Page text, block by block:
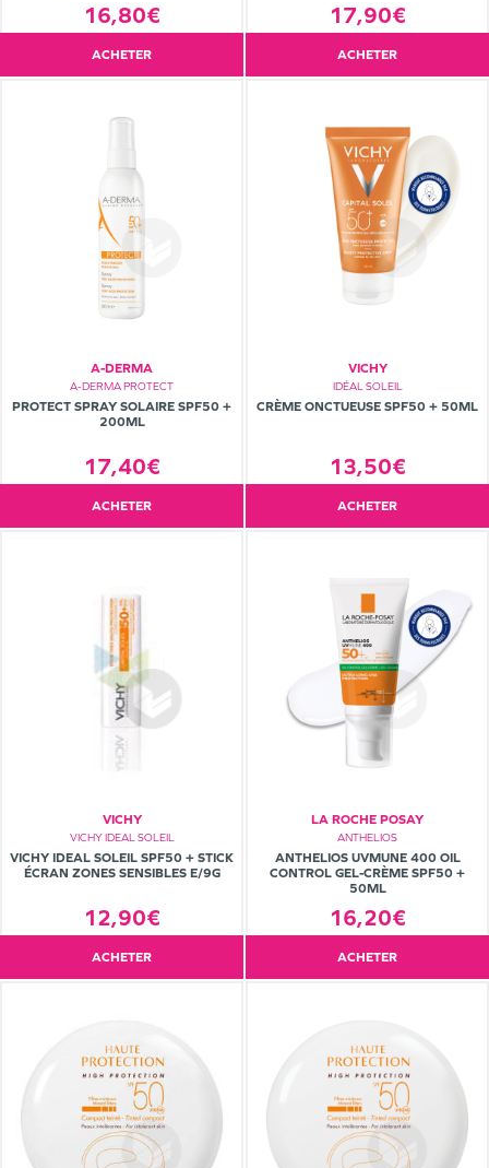
16,80€
ACHETER
17,90€
ACHETER
A-DERMA
A-DERMA PROTECT
PROTECT SPRAY SOLAIRE SPF50 +
200ML
17,40€
ACHETER
VICHY
IDÉAL SOLEIL
CRÈME ONCTUEUSE SPF50 + 50ML
13,50€
ACHETER
VICHY
VICHY IDEAL SOLEIL
VICHY IDEAL SOLEIL SPF50 + STICK
ÉCRAN ZONES SENSIBLES E/9G
12,90€
ACHETER
LA ROCHE POSAY
ANTHELIOS
ANTHELIOS UVMUNE 400 OIL
CONTROL GEL-CRÈME SPF50 +
50ML
16,20€
ACHETER